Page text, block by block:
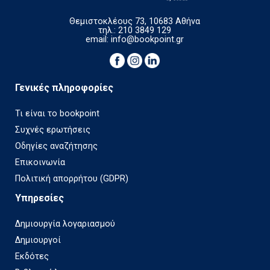
Θεμιστοκλέους 73, 10683 Αθήνα
τηλ.: 210 3849 129
email:info@bookpoint.gr
Γενικές πληροφορίες
Τι είναι το bookpoint
Συχνές ερωτήσεις
Οδηγίες αναζήτησης
Επικοινωνία
Πολιτική απορρήτου (GDPR)
Υπηρεσίες
Δημιουργία λογαριασμού
Δημιουργοί
Εκδότες